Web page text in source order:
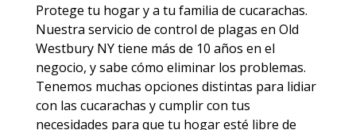
Protege tu hogar y a tu familia de cucarachas.
Nuestra servicio de control de plagas en Old
Westbury NYtiene más de 10 años en el
negocio, y sabe cómo eliminar los problemas.
Tenemos muchas opciones distintas para lidiar
con las cucarachas y cumplir con tus
necesidades para que tu hogar esté libre de